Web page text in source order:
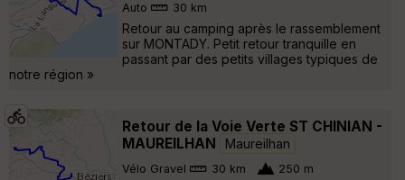
Auto 30 km
Retour au camping après le rassemblement
sur MONTADY. Petit retour tranquille en
passant par des petits villages typiques de
notre région »
Retour de la Voie Verte ST CHINIAN -
MAUREILHAN
Maureilhan
Vélo Gravel 30 km 250 m